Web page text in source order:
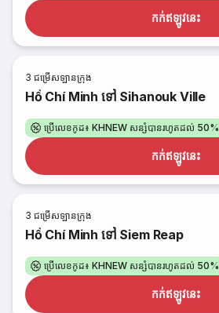
កក់​ឥឡូវនេះ
3 ជម្រើសឡានក្រុង
Hồ Chí Minh ទៅ Sihanouk Ville
ប្រើលេខកូដ៖ KHNEW សន្សំបានរហូតដល់ 50%
កក់​ឥឡូវនេះ
3 ជម្រើសឡានក្រុង
Hồ Chí Minh ទៅ Siem Reap
ប្រើលេខកូដ៖ KHNEW សន្សំបានរហូតដល់ 50%
កក់​ឥឡូវនេះ